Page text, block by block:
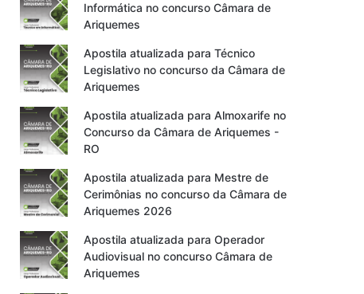
Informática no concurso Câmara de
Ariquemes
Apostila atualizada para Técnico
Legislativo no concurso da Câmara de
Ariquemes
Apostila atualizada para Almoxarife no
Concurso da Câmara de Ariquemes -
RO
Apostila atualizada para Mestre de
Cerimônias no concurso da Câmara de
Ariquemes 2026
Apostila atualizada para Operador
Audiovisual no concurso Câmara de
Ariquemes